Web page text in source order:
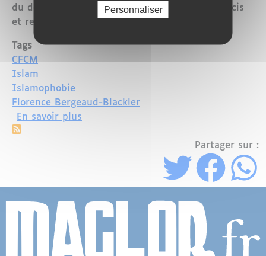
du débat public à adopter un langage plus précis
et responsable.
Tags
CFCM
Islam
Islamophobie
Florence Bergeaud-Blackler
En savoir plus
Partager sur :
Personnaliser